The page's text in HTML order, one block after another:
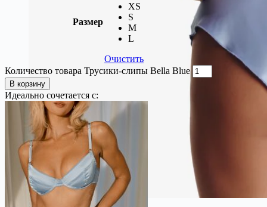
Размер
XS
S
M
L
Очистить
Количество товара Трусики-слипы Bella Blue
В корзину
Идеально сочетается с: